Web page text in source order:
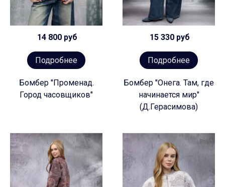
14 800 руб
Подробнее
Бомбер "Променад.
Город часовщиков"
15 330 руб
Подробнее
Бомбер "Онега. Там, где
начинается мир"
(Д.Герасимова)